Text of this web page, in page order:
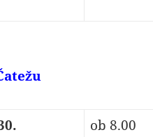
ob 8.00